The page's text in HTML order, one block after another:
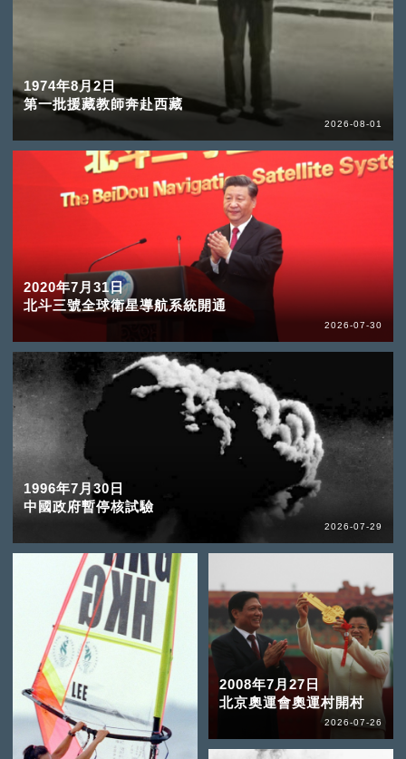
1974年8月2日
第一批援藏教師奔赴西藏
2026-08-01
2020年7月31日
北斗三號全球衛星導航系統開通
2026-07-30
1996年7月30日
中國政府暫停核試驗
2026-07-29
2008年7月27日
北京奧運會奧運村開村
2026-07-26